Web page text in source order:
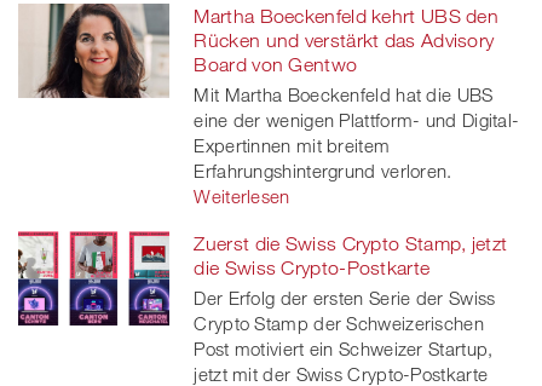
Martha Boeckenfeld kehrt UBS den
Rücken und verstärkt das Advisory
Board von Gentwo
Mit Martha Boeckenfeld hat die UBS
eine der wenigen Plattform- und Digital-
Expertinnen mit breitem
Erfahrungshintergrund verloren.
Weiterlesen
Zuerst die Swiss Crypto Stamp, jetzt
die Swiss Crypto-Postkarte
Der Erfolg der ersten Serie der Swiss
Crypto Stamp der Schweizerischen
Post motiviert ein Schweizer Startup,
jetzt mit der Swiss Crypto-Postkarte